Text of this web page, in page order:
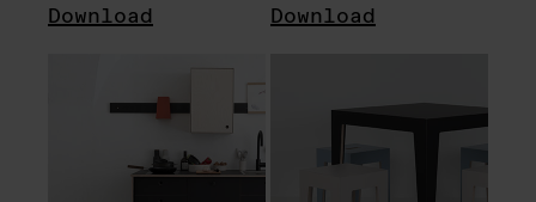
Download Download